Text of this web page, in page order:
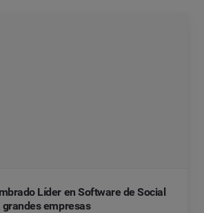
Líder en Software de Social
empresas